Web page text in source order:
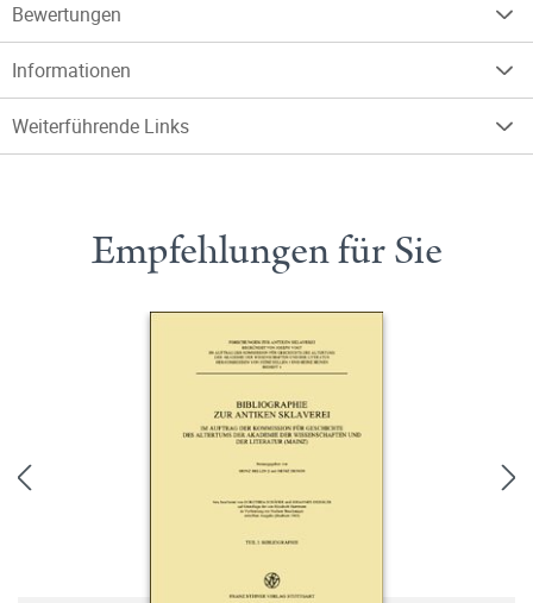
Bewertungen
Informationen
Weiterführende Links
Empfehlungen für Sie